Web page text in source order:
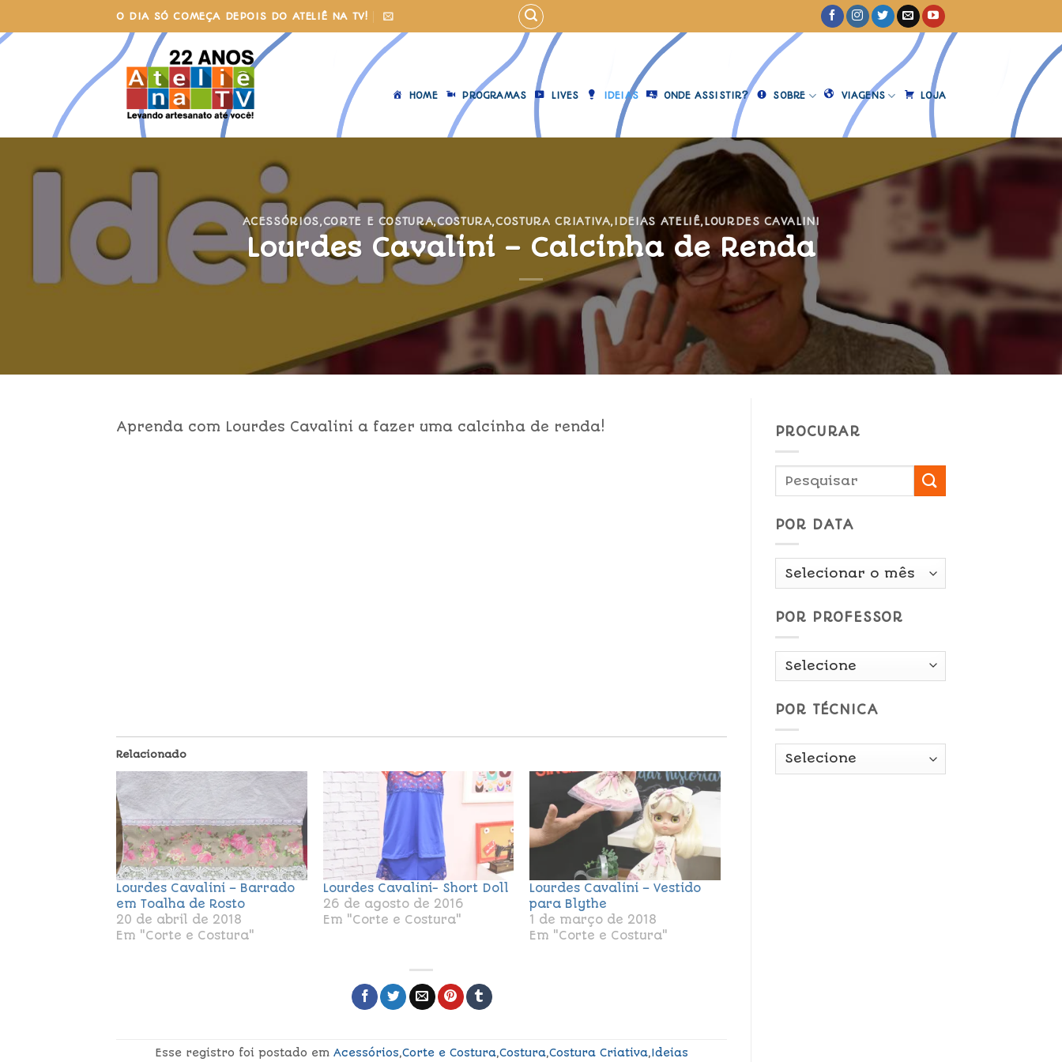
to
content
O DIA SÓ COMEÇA DEPOIS DO ATELIÊ NA TV!
HOME PROGRAMAS LIVES IDEIAS ONDE ASSISTIR? SOBRE VIAGENS LOJA
ACESSÓRIOS,CORTE E COSTURA,COSTURA,COSTURA CRIATIVA,IDEIAS ATELIÊ,LOURDES CAVALINI
Lourdes Cavalini – Calcinha de Renda
Aprenda com Lourdes Cavalini a fazer uma calcinha de renda!
Relacionado
Lourdes Cavalini – Barrado
em Toalha de Rosto
20 de abril de 2018
Em "Corte e Costura"
Lourdes Cavalini- Short Doll
26 de agosto de 2016
Em "Corte e Costura"
Lourdes Cavalini – Vestido
para Blythe
1 de março de 2018
Em "Corte e Costura"
Esse registro foi postado em Acessórios,Corte e Costura,Costura,Costura Criativa,Ideias
PROCURAR
POR DATA
Por
POR PROFESSOR
POR TÉCNICA